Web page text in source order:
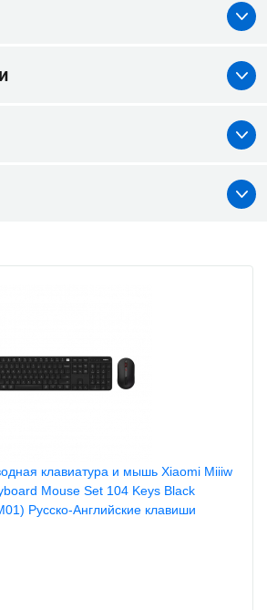
клавиатура и мышь Xiaomi Miiiw
Mouse Set 104 Keys Black
Русско-Английские клавиши